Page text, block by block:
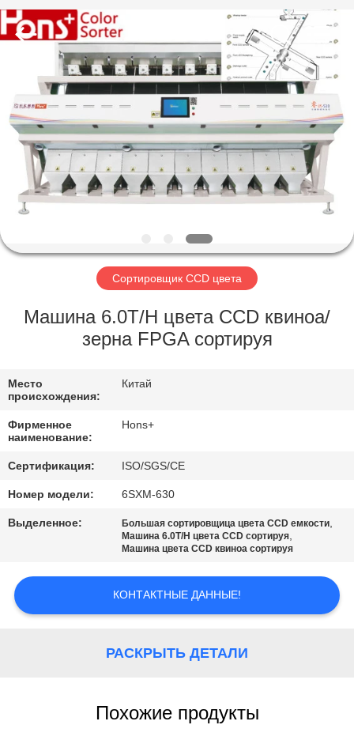
ДОМ
ПРОДУКТЫ
НАС
ПУТЕШЕСТВИЕ
ФАБРИКИ
ПРОВЕРКА
СВЯЖИТЕСЬ
МЫ
СПРОСИТЕ
ЦИТАТУ
САЙТА
Optoelectronic
High-
tech
Co.,Ltd.
Сортировщик CCD цвета
Машина 6.0T/H цвета CCD квиноа/
зерна FPGA сортируя
Место
происхождения:
Китай
Фирменное
наименование:
Hons+
Сертификация: ISO/SGS/CE
Номер модели: 6SXM-630
Выделенное: Большая сортировщица цвета CCD емкости,
Машина 6.0T/H цвета CCD сортируя,
Машина цвета CCD квиноа сортируя
КОНТАКТНЫЕ ДАННЫЕ!
РАСКРЫТЬ ДЕТАЛИ
Похожие продукты